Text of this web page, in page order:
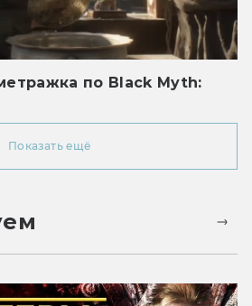
по Black Myth:
Показать ещё